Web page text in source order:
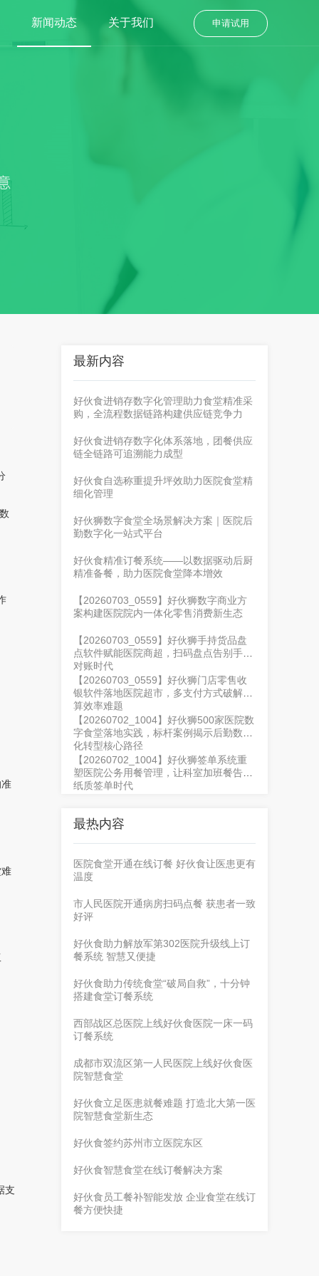
新闻动态 关于我们 申请试用
支
最新内容
好伙食进销存数字化管理助力食堂精准采
购，全流程数据链路构建供应链竞争力
好伙食进销存数字化体系落地，团餐供应
链全链路可追溯能力成型
好伙食自选称重提升坪效助力医院食堂精
细化管理
好伙狮数字食堂全场景解决方案｜医院后
勤数字化一站式平台
好伙食精准订餐系统——以数据驱动后厨
精准备餐，助力医院食堂降本增效
【20260703_0559】好伙狮数字商业方
案构建医院院内一体化零售消费新生态
【20260703_0559】好伙狮手持货品盘
点软件赋能医院商超，扫码盘点告别手工
对账时代
【20260703_0559】好伙狮门店零售收
银软件落地医院超市，多支付方式破解结
算效率难题
【20260702_1004】好伙狮500家医院数
字食堂落地实践，标杆案例揭示后勤数字
化转型核心路径
【20260702_1004】好伙狮签单系统重
塑医院公务用餐管理，让科室加班餐告别
纸质签单时代
最热内容
医院食堂开通在线订餐 好伙食让医患更有
温度
市人民医院开通病房扫码点餐 获患者一致
好评
好伙食助力解放军第302医院升级线上订
餐系统 智慧又便捷
好伙食助力传统食堂“破局自救”，十分钟
搭建食堂订餐系统
西部战区总医院上线好伙食医院一床一码
订餐系统
成都市双流区第一人民医院上线好伙食医
院智慧食堂
好伙食立足医患就餐难题 打造北大第一医
院智慧食堂新生态
好伙食签约苏州市立医院东区
好伙食智慧食堂在线订餐解决方案
好伙食员工餐补智能发放 企业食堂在线订
餐方便快捷